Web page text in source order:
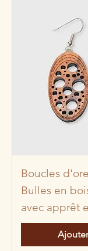
Boucles
Bulles en
avec apprêt